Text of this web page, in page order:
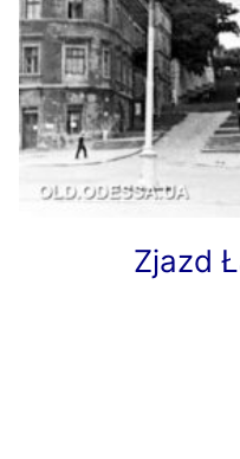
Zjazd